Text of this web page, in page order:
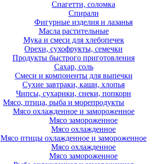
Спагетти, соломка
Спирали
Фигурные изделия и лазанья
Масла растительные
Мука и смеси для хлебопечек
Орехи, сухофрукты, семечки
Продукты быстрого приготовления
Сахар, соль
Смеси и компоненты для выпечки
Сухие завтраки, каши, хлопья
Чипсы, сухарики, снеки, попкорн
Мясо, птица, рыба и морепродукты
Мясо охлажденное и замороженное
Мясо замороженное
Мясо охлажденное
Мясо птицы охлажденное и замороженное
Мясо охлажденное
Мясо замороженное